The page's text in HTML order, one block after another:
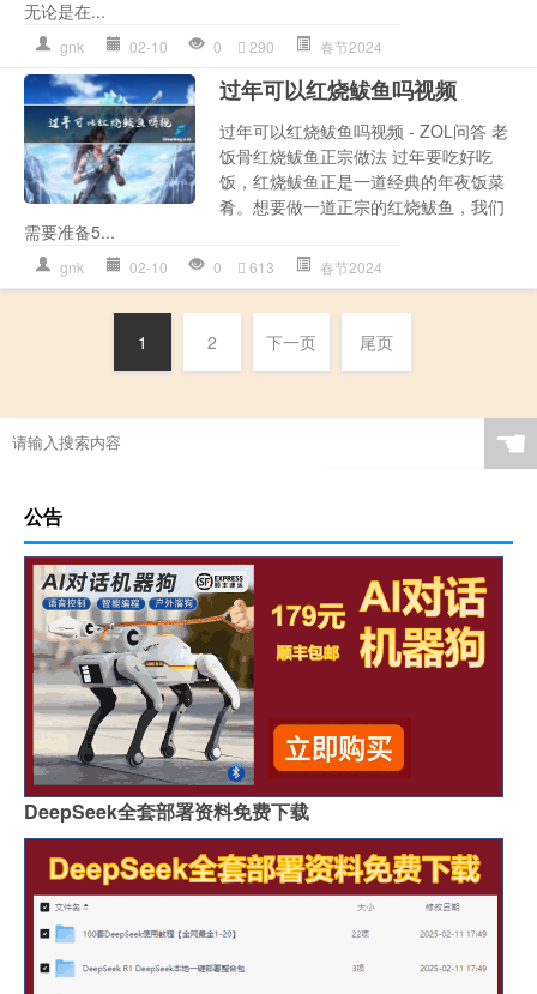
无论是在...
gnk 02-10 0 290 春节2024
过年可以红烧鲅鱼吗视频
过年可以红烧鲅鱼吗视频 - ZOL问答 老
饭骨红烧鲅鱼正宗做法 过年要吃好吃
饭，红烧鲅鱼正是一道经典的年夜饭菜
肴。想要做一道正宗的红烧鲅鱼，我们
需要准备5...
gnk 02-10 0 613 春节2024
1 2 下一页 尾页
☚
公告
DeepSeek全套部署资料免费下载